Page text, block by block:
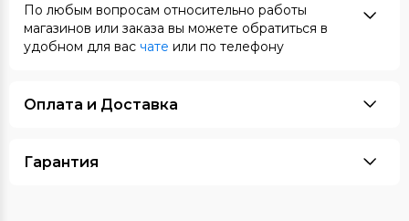
По любым вопросам относительно работы
магазинов или заказа вы можете обратиться в
удобном для вас чате или по телефону
Оплата и Доставка
Гарантия